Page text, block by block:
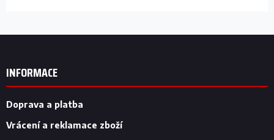
Z
INFORMACE
Doprava a platba
Vrácení a reklamace zboží